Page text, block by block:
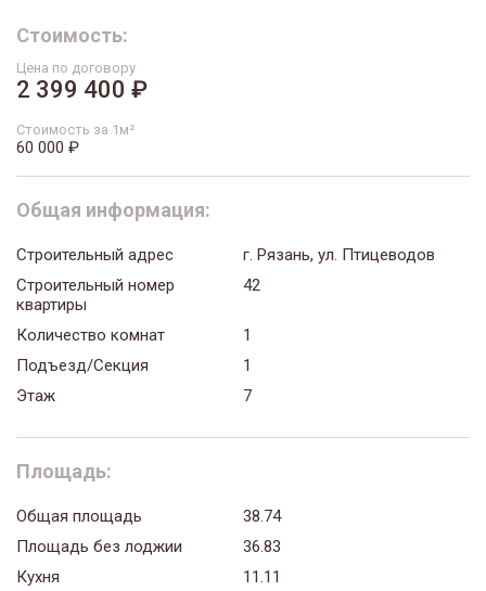
Стоимость:
Цена по договору
2 399 400 ₽
Стоимость за 1м²
60 000 ₽
Общая информация:
Строительный адрес
г. Рязань, ул. Птицеводов
Строительный номер
квартиры
42
Количество комнат
1
Подъезд/Секция
1
Этаж
7
Площадь:
Общая площадь
38.74
Площадь без лоджии
36.83
Кухня
11.11